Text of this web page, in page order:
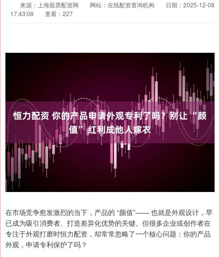
来源：上海股票配资网 网站：在线配资查询机构
日期：2025-12-08
17:43:08
查看：227
在市场竞争愈发激烈的当下，产品的 “颜值”—— 也就是外观设计，早
已成为吸引消费者、打造差异化优势的关键。但很多企业或创作者在
专注于外观打磨时恒力配资，却常常忽略了一个核心问题：你的产品
外观，申请专利保护了吗？